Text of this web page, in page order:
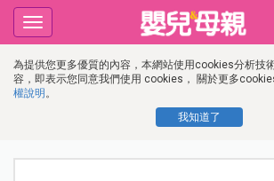
為提供您更多優質的內容，本網站使用cookies分析技
容，即表示您同意我們使用 cookies， 關於更多
權說明 。
我知道了
Toggle
navigation